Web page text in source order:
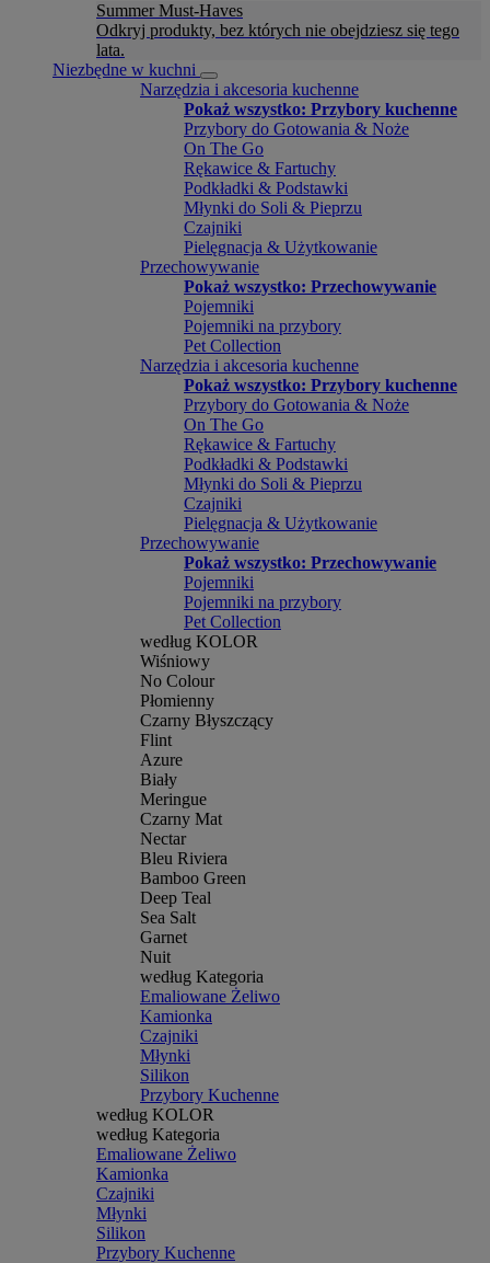
Summer Must-Haves
Odkryj produkty, bez których nie obejdziesz się tego
lata.
Niezbędne w kuchni
Narzędzia i akcesoria kuchenne
Pokaż wszystko: Przybory kuchenne
Przybory do Gotowania & Noże
On The Go
Rękawice & Fartuchy
Podkładki & Podstawki
Młynki do Soli & Pieprzu
Czajniki
Pielęgnacja & Użytkowanie
Przechowywanie
Pokaż wszystko: Przechowywanie
Pojemniki
Pojemniki na przybory
Pet Collection
Narzędzia i akcesoria kuchenne
Pokaż wszystko: Przybory kuchenne
Przybory do Gotowania & Noże
On The Go
Rękawice & Fartuchy
Podkładki & Podstawki
Młynki do Soli & Pieprzu
Czajniki
Pielęgnacja & Użytkowanie
Przechowywanie
Pokaż wszystko: Przechowywanie
Pojemniki
Pojemniki na przybory
Pet Collection
według KOLOR
Wiśniowy
No Colour
Płomienny
Czarny Błyszczący
Flint
Azure
Biały
Meringue
Czarny Mat
Nectar
Bleu Riviera
Bamboo Green
Deep Teal
Sea Salt
Garnet
Nuit
według Kategoria
Emaliowane Żeliwo
Kamionka
Czajniki
Młynki
Silikon
Przybory Kuchenne
według KOLOR
według Kategoria
Emaliowane Żeliwo
Kamionka
Czajniki
Młynki
Silikon
Przybory Kuchenne